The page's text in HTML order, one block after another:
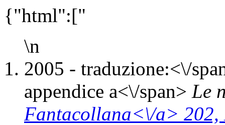
{"html":["
\n
2005 - traduzione:<\/
appendice a<\/span> Le
Fantacollana<\/a> 202,